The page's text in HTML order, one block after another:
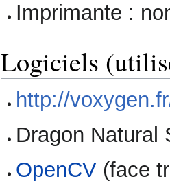
Imprimante :
Logiciels
http://
Dragon Natural
OpenCV (face